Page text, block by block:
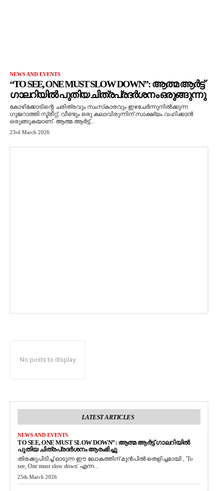
NEWS AND EVENTS
“TO SEE, ONE MUST SLOW DOWN”: ആത്മ ആർട്ട്
ഗാലറിയിൽ പുതിയ ചിത്രപ്രദർശനം ഒരുങ്ങുന്നു
കോഴിക്കോടിന്റെ ചരിത്രവും സംസ്‌കാരവും ഇഴചേർന്നുനിൽക്കുന്ന
ഗുജറാത്തി സ്ട്രീറ്റ്, വീണ്ടും ഒരു കലാവിരുന്നിന് സാക്ഷ്യം വഹിക്കാൻ
ഒരുങ്ങുകയാണ്. ആത്മ ആർട്ട്...
23rd March 2026
No posts to display
LATEST ARTICLES
NEWS AND EVENTS
TO SEE, ONE MUST SLOW DOWN”: ആത്മ ആർട്ട് ഗാലറിയിൽ
പുതിയ ചിത്രപ്രദർശനം ആരംഭിച്ചു
തിരക്കുപിടിച്ച് ഓടുന്ന ഈ ലോകത്തിന് മുൻപിൽ തെളിച്ചമായി , 'To
see, One must slow down' എന്ന...
25th March 2026